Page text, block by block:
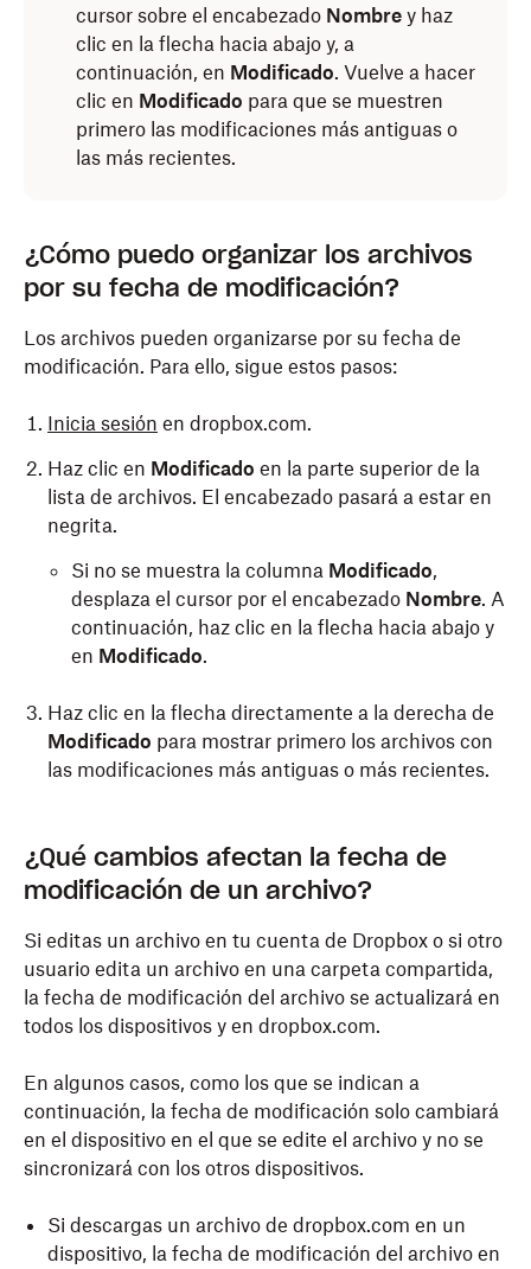
cursor sobre el encabezado Nombre y haz
clic en la flecha hacia abajo y, a
continuación, en Modificado. Vuelve a hacer
clic en Modificado para que se muestren
primero las modificaciones más antiguas o
las más recientes.
archivos (Windows) o en Finder (Mac).
carpeta y seleccionaPropiedades en Windows
uObtener informaciónen Mac.
Nota:La aplicación de Dropbox para
dispositivos móviles muestra las fechas de
carpetas.
iOS:
Abre la aplicación de Dropbox.
Pulsa en
Pulsa
(más opciones) junto al nombre del
archivo.
La fecha de modificación se muestra debajo del
Android:
Presiona el botón de menú en la esquina superior
izquierda (tres líneas horizontales).
Pulsa enArchivos.
La fecha de modificación se muestra debajo del
nombre del archivo.
¿Cómo puedo organizar los archivos
por su fecha de modificación?
Los archivos pueden organizarse por su fecha de
modificación. Para ello, sigue estos pasos:
Inicia sesión en dropbox.com.
Haz clic en Modificado en la parte superior de la
lista de archivos. El encabezado pasará a estar en
negrita.
Si no se muestra la columna Modificado,
desplaza el cursor por el encabezado Nombre. A
continuación, haz clic en la flecha hacia abajo y
en Modificado.
Haz clic en la flecha directamente a la derecha de
Modificado para mostrar primero los archivos con
las modificaciones más antiguas o más recientes.
¿Qué cambios afectan la fecha de
modificación de un archivo?
Si editas un archivo en tu cuenta de Dropbox o si otro
usuario edita un archivo en una carpeta compartida,
la fecha de modificación del archivo se actualizará en
todos los dispositivos y en dropbox.com.
En algunos casos, como los que se indican a
continuación, la fecha de modificación solo cambiará
en el dispositivo en el que se edite el archivo y no se
sincronizará con los otros dispositivos.
Si descargas un archivo de dropbox.com en un
dispositivo, la fecha de modificación del archivo en